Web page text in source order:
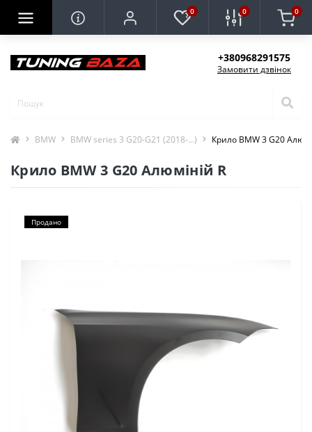
0 0 0
+380968291575
Замовити дзвінок
BMW BMW series 3 G20-G21 (2018-...) Крило BMW 3 G20
Крило BMW 3 G20 Алюміній R
Продано